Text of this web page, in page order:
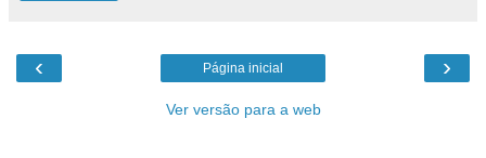
‹ ›
Página inicial
Ver versão para a web